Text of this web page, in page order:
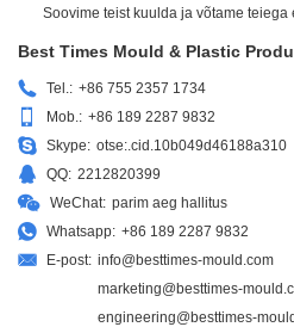
Soovime teist kuulda ja võtame teiega
Best Times Mould & Plastic
Tel.: +86 755 2357 1734
Mob.: +86 189 2287 9832
Skype: otse:.cid.10b049d46188a310
QQ: 2212820399
WeChat: parim aeg hallitus
Whatsapp: +86 189 2287 9832
E-post: info@besttimes-mould.com
marketing@besttimes-
engineering@besttimes-